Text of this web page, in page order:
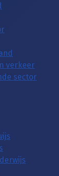
verkeer
sector